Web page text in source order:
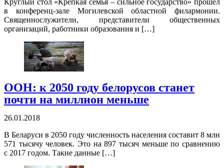
Круглый стол «Крепкая семья­ – сильное государство» прошел
в конференц-зале Могилевской областной филармонии.
Священнослужители, представители общественных
организаций, работники образования и […]
ООН: к 2050 году белорусов станет
почти на миллион меньше
26.01.2018
В Беларуси в 2050 году численность населения составит 8 млн
571 тысячу человек. Это на 897 тысяч меньше по сравнению
с 2017 годом. Такие данные […]